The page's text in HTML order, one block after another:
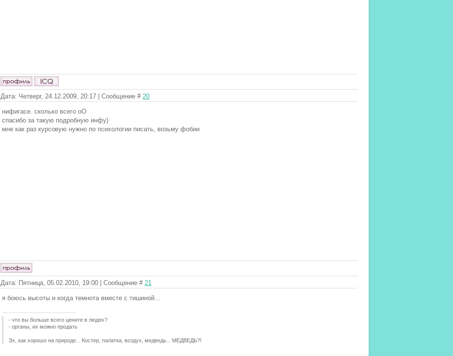
Дата: Четверг, 24.12.2009, 20:17 | Сообщение # 20
нифигасе. сколько всего оО
спасибо за такую подробную инфу)
мне как раз курсовую нужно по психологии писать, возьму фобии
Дата: Пятница, 05.02.2010, 19:00 | Сообщение # 21
я боюсь высоты и когда темнота вместе с тишиной...
- что вы больше всего цените в людях?
- органы, их можно продать
Эх, как хорошо на природе... Костер, палатка, воздух, медведь... МЕДВЕДЬ?!